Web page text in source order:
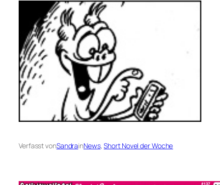
Verfasst vonSandrainNews, Short Novel der Woche